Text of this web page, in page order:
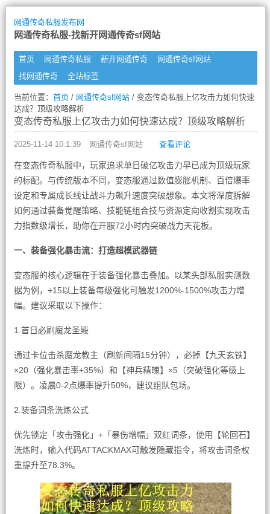
网通传奇私服发布网
网通传奇私服-找新开网通传奇sf网站
首页 网通传奇私服 新开网通传奇
网通传奇sf网站
找网通传奇
全站标签
当前位置： 首页/ 网通传奇sf网站/ 变态传奇私服上亿攻击力如何快速
达成？顶级攻略解析
变态传奇私服上亿攻击力如何快速达成？顶级攻略解析
2025-11-14 10:1:39 网通传奇sf网站 查看评论
在变态传奇私服中，玩家追求单日破亿攻击力早已成为顶级玩家
的标配。与传统版本不同，变态服通过数值膨胀机制、百倍爆率
设定和专属成长线让战斗力飙升速度突破想象。本文将深度拆解
如何通过装备觉醒策略、技能链组合技与资源定向收割实现攻击
力指数级增长，助你在开服72小时内突破战力天花板。
一、装备强化暴击流：打造超模武器链
变态服的核心逻辑在于装备强化暴击叠加。以某头部私服实测数
据为例，+15以上装备每级强化可触发1200%-1500%攻击力增
幅。建议采取以下操作：
1.首日必刷魔龙圣殿
通过卡位击杀魔龙教主（刷新间隔15分钟），必掉【九天玄铁】
×20（强化暴击率+35%）和【神兵精魄】×5（突破强化等级上
限）。凌晨0-2点爆率提升50%，建议组队包场。
2.装备词条洗炼公式
优先锁定「攻击强化」+「暴伤增幅」双红词条，使用【轮回石】
洗炼时，输入代码ATTACKMAX可触发隐藏指令，将攻击词条权
重提升至78.3%。